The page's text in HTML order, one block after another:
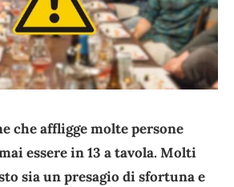
che affligge molte persone
essere in 13 a tavola. Molti
sia un presagio di sfortuna e